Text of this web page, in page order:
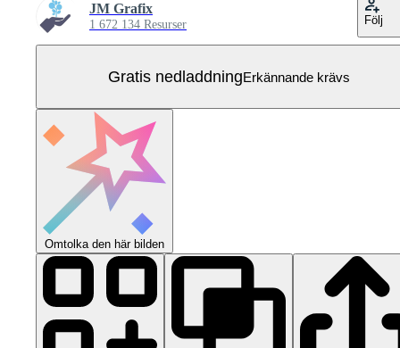
JM Grafix
1 672 134 Resurser Följ
Gratis nedladdningErkännande krävs
Omtolka den här bilden